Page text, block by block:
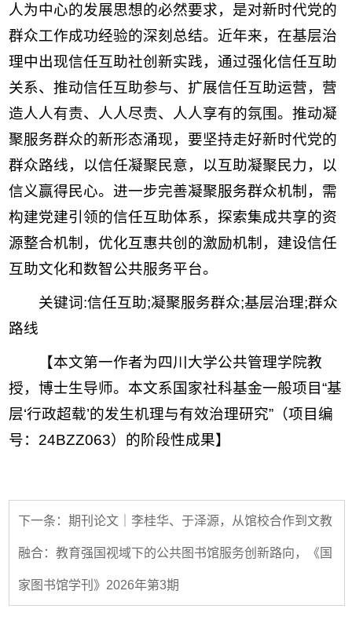
人为中心的发展思想的必然要求，是对新时代党的
群众工作成功经验的深刻总结。近年来，在基层治
理中出现信任互助社创新实践，通过强化信任互助
关系、推动信任互助参与、扩展信任互助运营，营
造人人有责、人人尽责、人人享有的氛围。推动凝
聚服务群众的新形态涌现，要坚持走好新时代党的
群众路线，以信任凝聚民意，以互助凝聚民力，以
信义赢得民心。进一步完善凝聚服务群众机制，需
构建党建引领的信任互助体系，探索集成共享的资
源整合机制，优化互惠共创的激励机制，建设信任
互助文化和数智公共服务平台。
关键词:信任互助;凝聚服务群众;基层治理;群众
路线
【本文第一作者为四川大学公共管理学院教
授，博士生导师。本文系国家社科基金一般项目“基
层‘行政超载’的发生机理与有效治理研究”（项目编
号：24BZZ063）的阶段性成果】
下一条：期刊论文｜李桂华、于泽源，从馆校合作到文教
融合：教育强国视域下的公共图书馆服务创新路向，《国
家图书馆学刊》2026年第3期